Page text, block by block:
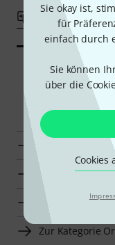
Sie okay ist,
für
einfach durch
Sie können
über die
Cookies
Vergleichen
Kolberg
Zur Kategorie
Zur Kategorie
Zur Kategorie